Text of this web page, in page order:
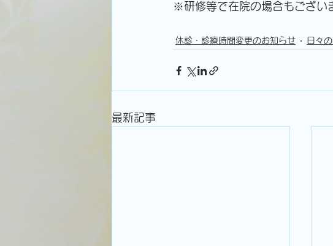
※研修等で在院の場合もござい
休診・診療時間変更のお知らせ 日々
最新記事